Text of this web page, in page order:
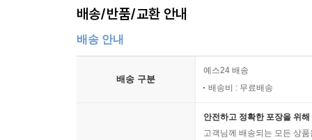
드러나듯이 “다수의 참여자가 ‘공동 목표’를 추
달성을 도울 때, 그리고 그 기여를 인정받지 않아
가 아닌가로 구분된다.
배송/반품/교환 안내
배송 안내
배송 구분
예스24 배송
배송비 : 무료배송
안전하고 정확한 포장을 위
고객님께 배송되는 모든 상